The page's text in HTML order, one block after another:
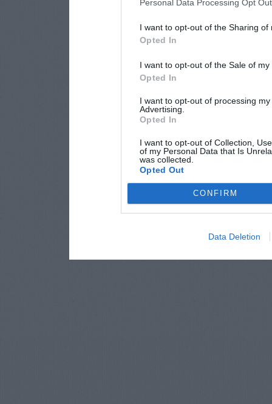
Personal Data Processing Opt
I want to opt-out of the Sharing of
Opted In
I want to opt-out of the Sale of
Opted In
I want to opt-out of processing
Advertising.
Opted In
I want to opt-out of Collection,
of my Personal Data that Is
was collected.
Opted Out
CONFIRM
Data Deletion